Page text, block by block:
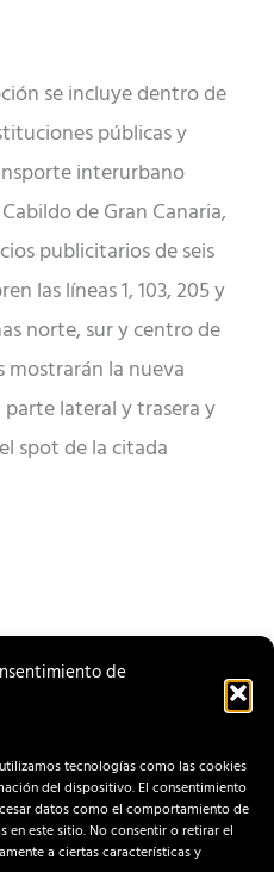
de
tecnologías como las cookies
del dispositivo. El consentimiento
datos como el comportamiento de
en este sitio. No consentir o retirar el
a ciertas características y
se incluye dentro de
públicas y
interurbano
de Gran Canaria,
publicitarios de seis
las líneas 1, 103, 205 y
norte, sur y centro de
mostrarán la nueva
parte lateral y trasera y
spot de la citada